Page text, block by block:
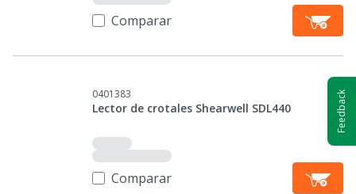
Comparar
0401383
Lector de crotales Shearwell SDL440
Comparar
Feedback